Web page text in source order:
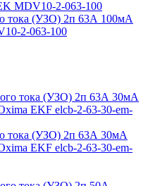
тока (УЗО) 2п 63А 100мА
2-063-100
тока (УЗО) 2п 63А 30мА
EKF elcb-2-63-30-em-